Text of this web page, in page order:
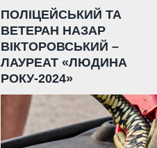
ПОЛІЦЕЙСЬКИЙ ТА
ВЕТЕРАН НАЗАР
ВІКТОРОВСЬКИЙ –
ЛАУРЕАТ «ЛЮДИНА
РОКУ-2024»